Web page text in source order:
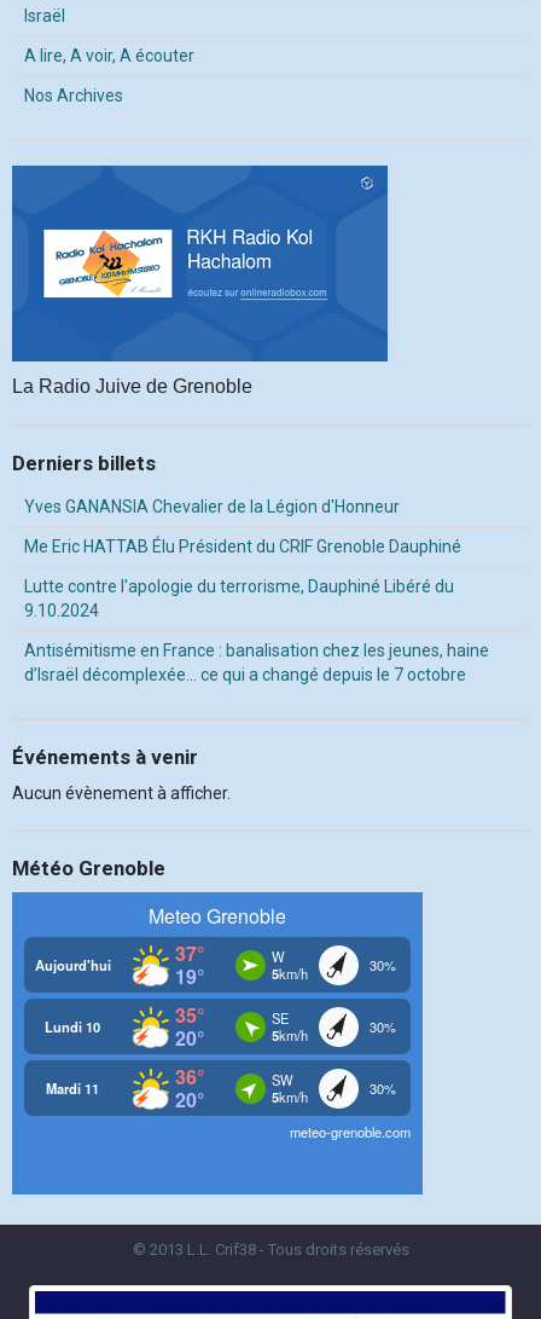
Israël
A lire, A voir, A écouter
Nos Archives
La Radio Juive de Grenoble
Derniers billets
Yves GANANSIA Chevalier de la Légion d'Honneur
Me Eric HATTAB Élu Président du CRIF Grenoble Dauphiné
Lutte contre l'apologie du terrorisme, Dauphiné Libéré du
9.10.2024
Antisémitisme en France : banalisation chez les jeunes, haine
d’Israël décomplexée… ce qui a changé depuis le 7 octobre
Événements à venir
Aucun évènement à afficher.
Météo Grenoble
© 2013 L.L. Crif38 - Tous droits réservés